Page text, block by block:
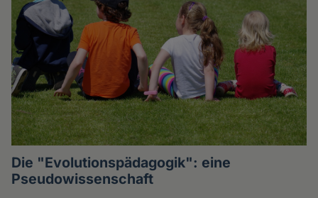
Die "Evolutionspädagogik": eine
Pseudowissenschaft